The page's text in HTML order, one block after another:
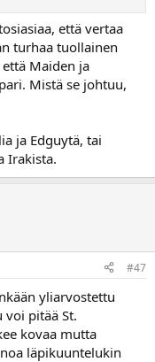
että vertaa
turhaa tuollainen
Maiden ja
Mistä se johtuu,
ja Edguytä, tai
Irakista.
#47
yliarvostettu
pitää St.
kovaa mutta
läpikuuntelukin